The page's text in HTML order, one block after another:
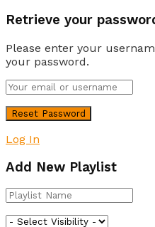
Retrieve your
Please enter your
your password.
Log In
Add New Playlist